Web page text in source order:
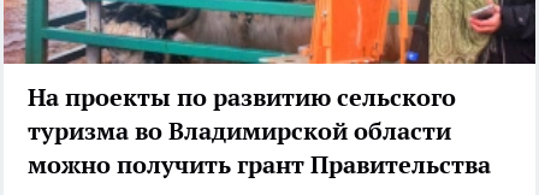
На проекты по развитию сельского
туризма во Владимирской области
можно получить грант Правительства